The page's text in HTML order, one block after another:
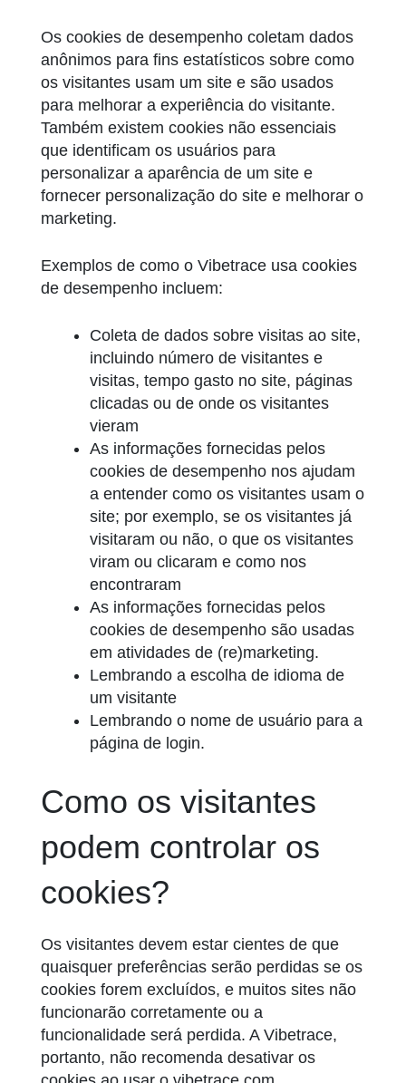
Os cookies de desempenho coletam dados
anônimos para fins estatísticos sobre como
os visitantes usam um site e são usados
para melhorar a experiência do visitante.
Também existem cookies não essenciais
que identificam os usuários para
personalizar a aparência de um site e
fornecer personalização do site e melhorar o
marketing.
Exemplos de como o Vibetrace usa cookies
de desempenho incluem:
Coleta de dados sobre visitas ao site,
incluindo número de visitantes e
visitas, tempo gasto no site, páginas
clicadas ou de onde os visitantes
vieram
As informações fornecidas pelos
cookies de desempenho nos ajudam
a entender como os visitantes usam o
site; por exemplo, se os visitantes já
visitaram ou não, o que os visitantes
viram ou clicaram e como nos
encontraram
As informações fornecidas pelos
cookies de desempenho são usadas
em atividades de (re)marketing.
Lembrando a escolha de idioma de
um visitante
Lembrando o nome de usuário para a
página de login.
Como os visitantes
podem controlar os
cookies?
Os visitantes devem estar cientes de que
quaisquer preferências serão perdidas se os
cookies forem excluídos, e muitos sites não
funcionarão corretamente ou a
funcionalidade será perdida. A Vibetrace,
portanto, não recomenda desativar os